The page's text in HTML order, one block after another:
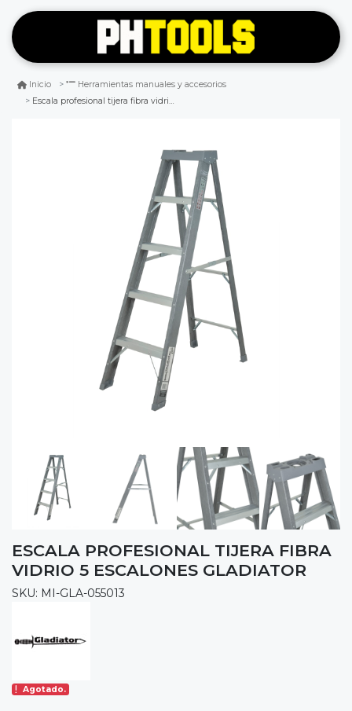
Inicio
Herramientas manuales y accesorios
Escala profesional tijera fibra vidrio 5 escalones gladiator
ESCALA PROFESIONAL TIJERA FIBRA
VIDRIO 5 ESCALONES GLADIATOR
SKU: MI-GLA-055013
Agotado.